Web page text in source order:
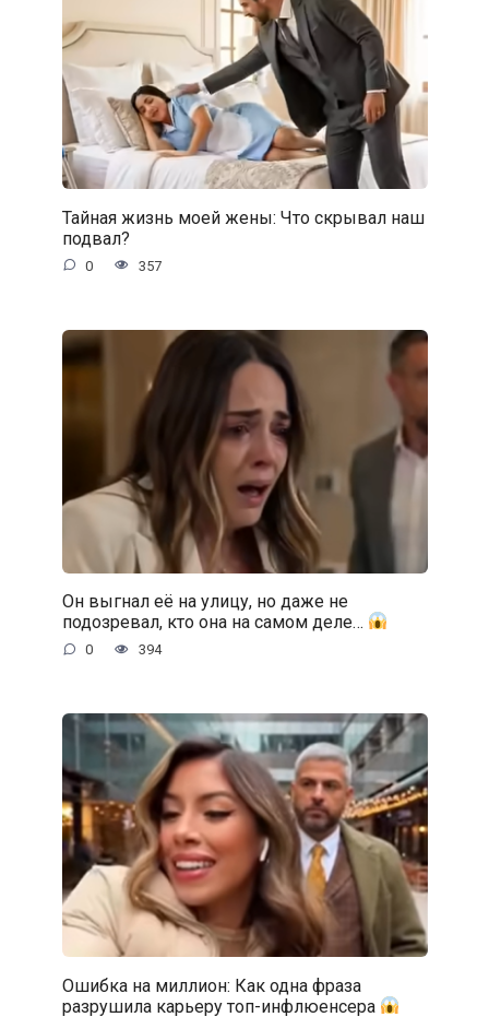
Тайная жизнь моей жены: Что скрывал наш
подвал?
0 357
Он выгнал её на улицу, но даже не
подозревал, кто она на самом деле…
0 394
Ошибка на миллион: Как одна фраза
разрушила карьеру топ-инфлюенсера